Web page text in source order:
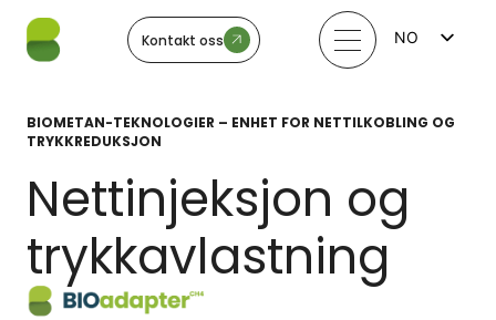
Kontakt oss
NO
LT
BIOMETAN-TEKNOLOGIER – ENHET FOR NETTILKOBLING OG
TRYKKREDUKSJON
Nettinjeksjon og
trykkavlastning